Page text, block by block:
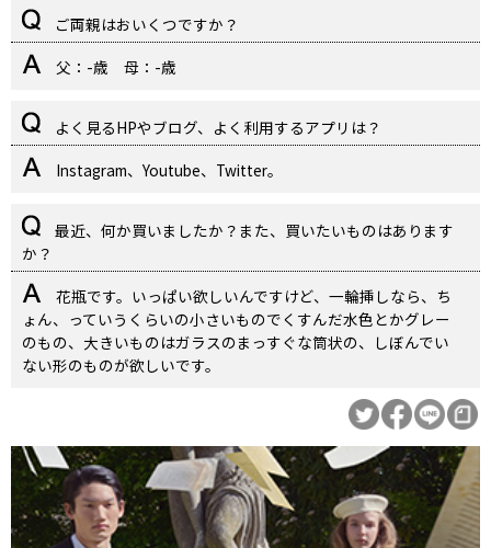
ご両親はおいくつですか？
父：-歳 母：-歳
よく見るHPやブログ、よく利用するアプリは？
Instagram、Youtube、Twitter。
最近、何か買いましたか？また、買いたいものはあります
か？
花瓶です。いっぱい欲しいんですけど、一輪挿しなら、ち
ょん、っていうくらいの小さいものでくすんだ水色とかグレー
のもの、大きいものはガラスのまっすぐな筒状の、しぼんでい
ない形のものが欲しいです。